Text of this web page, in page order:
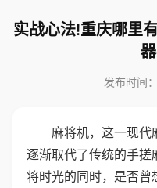
实战心法!重庆哪里
发布时间
麻将机，这一现代
逐渐取代了传统的手搓
将时光的同时，是否曾